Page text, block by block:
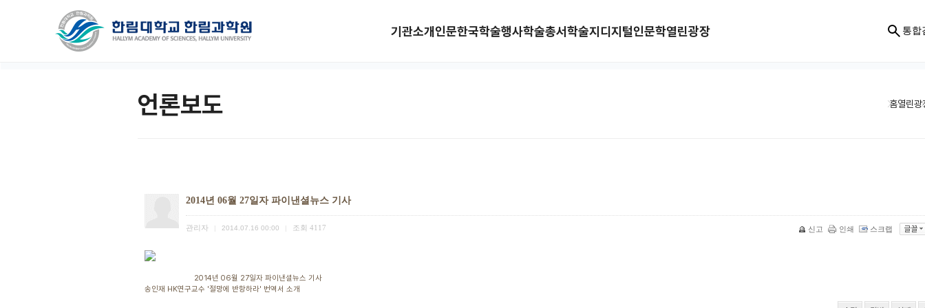
기관소개인문한국학술행사학술총서학술지디지털인문학열린광장 통합
언론보도 홈열린광
2014년 06월 27일자 파이낸셜뉴스 기사
관리자 2014.07.16 00:00 조회 4117 신고 인쇄 스크랩
2014년 06월 27일자 파이낸셜뉴스 기사
송인재 HK연구교수 '절망에 반항하라' 번역서 소개